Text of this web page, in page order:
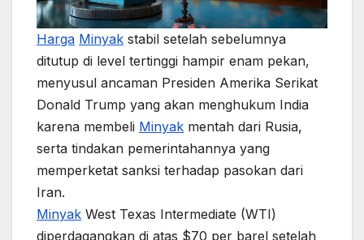
Harga Minyak stabil setelah sebelumnya
ditutup di level tertinggi hampir enam pekan,
menyusul ancaman Presiden Amerika Serikat
Donald Trump yang akan menghukum India
karena membeli Minyak mentah dari Rusia,
serta tindakan pemerintahannya yang
memperketat sanksi terhadap pasokan dari
Iran.
Minyak West Texas Intermediate (WTI)
diperdagangkan di atas $70 per barel setelah